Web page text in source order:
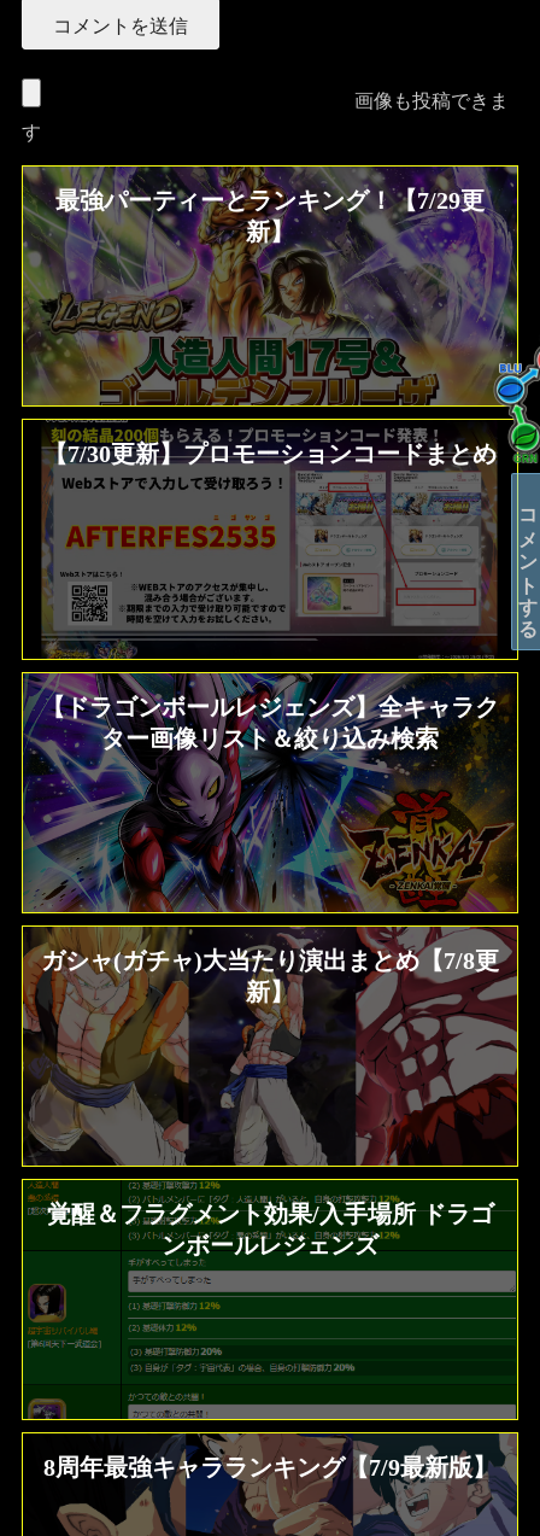
画像も投稿できま
す
最強パーティーとランキング！【7/29更
新】
【7/30更新】プロモーションコードまとめ
【ドラゴンボールレジェンズ】全キャラク
ター画像リスト＆絞り込み検索
ガシャ(ガチャ)大当たり演出まとめ【7/8更
新】
覚醒＆フラグメント効果/入手場所 ドラゴ
ンボールレジェンズ
8周年最強キャラランキング【7/9最新版】
コメントする